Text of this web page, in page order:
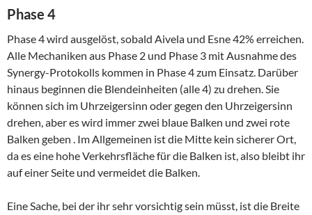
Phase 4
Phase 4 wird ausgelöst, sobald Aivela und Esne 42% erreichen.
Alle Mechaniken aus Phase 2 und Phase 3 mit Ausnahme des
Synergy-Protokolls kommen in Phase 4 zum Einsatz. Darüber
hinaus beginnen die Blendeinheiten (alle 4) zu drehen. Sie
können sich im Uhrzeigersinn oder gegen den Uhrzeigersinn
drehen, aber es wird immer zwei blaue Balken und zwei rote
Balken geben . Im Allgemeinen ist die Mitte kein sicherer Ort,
da es eine hohe Verkehrsfläche für die Balken ist, also bleibt ihr
auf einer Seite und vermeidet die Balken.
Eine Sache, bei der ihr sehr vorsichtig sein müsst, ist die Breite